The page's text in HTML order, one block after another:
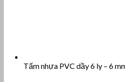
Tấm nhựa PVC dầy 6 ly – 6